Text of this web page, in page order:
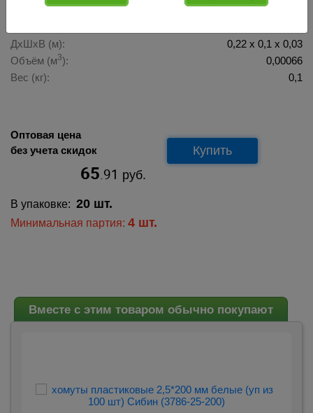
ДхШхВ (м):
0,22 х 0,1 х 0,03
Объём (м3):
0,00066
Вес (кг):
0,1
Оптовая цена
без учета скидок
65.91 руб.
Купить
В упаковке: 20 шт.
Минимальная партия: 4 шт.
Вместе с этим товаром обычно покупают